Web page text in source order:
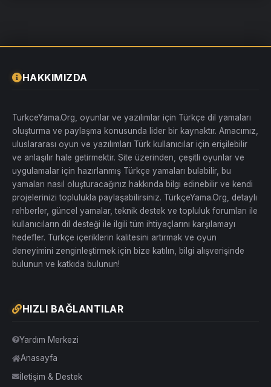
HAKKIMIZDA
TurkceYama.Org, oyunlar ve yazılımlar için Türkçe dil yamaları
oluşturma ve paylaşma konusunda lider bir kaynaktır. Amacımız,
uluslararası oyun ve yazılımları Türk kullanıcılar için erişilebilir
ve anlaşılır hale getirmektir. Site üzerinden, çeşitli oyunlar ve
uygulamalar için hazırlanmış Türkçe yamaları bulabilir, bu
yamaları nasıl oluşturacağınız hakkında bilgi edinebilir ve kendi
projelerinizi toplulukla paylaşabilirsiniz. TürkçeYama.Org, detaylı
rehberler, güncel yamalar, teknik destek ve topluluk forumları ile
kullanıcıların dil desteği ile ilgili tüm ihtiyaçlarını karşılamayı
hedefler. Türkçe içeriklerin kalitesini artırmak ve oyun
deneyimini zenginleştirmek için bize katılın, bilgi alışverişinde
bulunun ve katkıda bulunun!
HIZLI BAĞLANTILAR
Yardım Merkezi
Anasayfa
İletişim & Destek